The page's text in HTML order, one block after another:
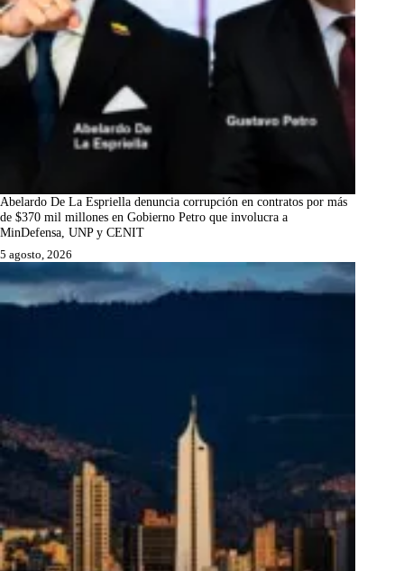
Abelardo De La Espriella denuncia corrupción en contratos por más
de $370 mil millones en Gobierno Petro que involucra a
MinDefensa, UNP y CENIT
5 agosto, 2026